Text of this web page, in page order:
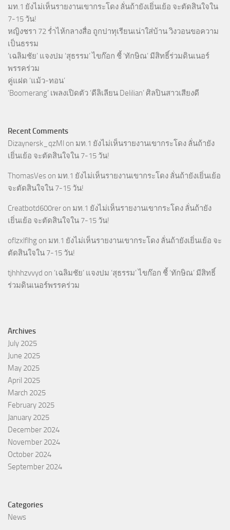
มท.1 ยังไม่เห็นรายงานเขากระโดง ลั่นถ้ายังเยิ่นเย้อ จะตัดสินใจใน
7-15 วัน!
หญิงชรา 72 ร่ำไห้กลางสื่อ ถูกปาทุเรียนเน่าใส่บ้าน วิงวอนขอความ
เป็นธรรม
‘เฉลิมชัย’ แจงปม ‘สุธรรม’ ไขก๊อก ชี้ ‘ทักษิณ’ มีสิทธิ์ร่วมดินเนอร์
พรรคร่วม
คู่แฝด ‘แม้ว-ทอน’
‘Boomerang’ เพลงเปิดตัว ‘ดีลิเลียน Delilian’ ศิลปินสาวเสียงดี
Recent Comments
Dizaynersk_qzMl on มท.1 ยังไม่เห็นรายงานเขากระโดง ลั่นถ้ายัง
เยิ่นเย้อ จะตัดสินใจใน 7-15 วัน!
ThomasVes on มท.1 ยังไม่เห็นรายงานเขากระโดง ลั่นถ้ายังเยิ่นเย้อ
จะตัดสินใจใน 7-15 วัน!
Creatbotd600rer on มท.1 ยังไม่เห็นรายงานเขากระโดง ลั่นถ้ายัง
เยิ่นเย้อ จะตัดสินใจใน 7-15 วัน!
oflzxlflhg on มท.1 ยังไม่เห็นรายงานเขากระโดง ลั่นถ้ายังเยิ่นเย้อ จะ
ตัดสินใจใน 7-15 วัน!
tjhhhzvvyd on ‘เฉลิมชัย’ แจงปม ‘สุธรรม’ ไขก๊อก ชี้ ‘ทักษิณ’ มีสิทธิ์
ร่วมดินเนอร์พรรคร่วม
Archives
July 2025
June 2025
May 2025
April 2025
March 2025
February 2025
January 2025
December 2024
November 2024
October 2024
September 2024
Categories
News